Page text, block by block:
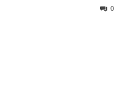
0